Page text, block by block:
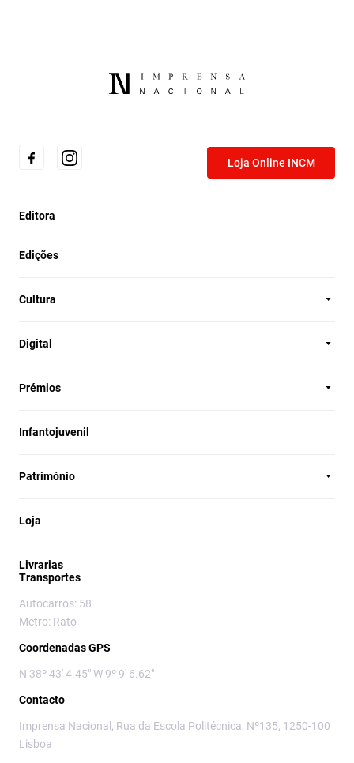
Loja Online INCM
Editora
Edições
Cultura
Digital
Prémios
Infantojuvenil
Património
Loja
Livrarias
Transportes
Autocarros: 58
Metro: Rato
Coordenadas GPS
N 38º 43' 4.45" W 9º 9' 6.62"
Contacto
Imprensa Nacional, Rua da Escola Politécnica, Nº135, 1250-100
Lisboa